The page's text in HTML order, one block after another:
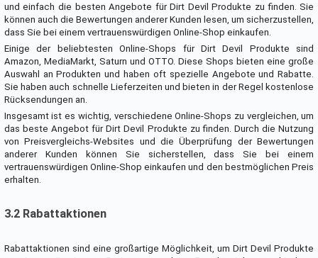
und einfach die besten Angebote für Dirt Devil Produkte zu finden. Sie
können auch die Bewertungen anderer Kunden lesen, um sicherzustellen,
dass Sie bei einem vertrauenswürdigen Online-Shop einkaufen.
Einige der beliebtesten Online-Shops für Dirt Devil Produkte sind
Amazon, MediaMarkt, Saturn und OTTO. Diese Shops bieten eine große
Auswahl an Produkten und haben oft spezielle Angebote und Rabatte.
Sie haben auch schnelle Lieferzeiten und bieten in der Regel kostenlose
Rücksendungen an.
Insgesamt ist es wichtig, verschiedene Online-Shops zu vergleichen, um
das beste Angebot für Dirt Devil Produkte zu finden. Durch die Nutzung
von Preisvergleichs-Websites und die Überprüfung der Bewertungen
anderer Kunden können Sie sicherstellen, dass Sie bei einem
vertrauenswürdigen Online-Shop einkaufen und den bestmöglichen Preis
erhalten.
3.2 Rabattaktionen
Rabattaktionen sind eine großartige Möglichkeit, um Dirt Devil Produkte